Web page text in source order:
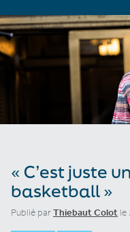
« C’est juste
basketball »
Publié parThiebaut Colot le